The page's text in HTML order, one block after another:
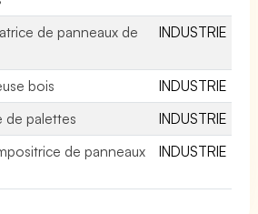
de panneaux de
INDUSTRIE
bois
INDUSTRIE
de palettes
INDUSTRIE
de panneaux
INDUSTRIE